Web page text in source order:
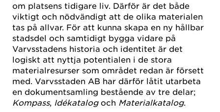
om platsens tidigare liv. Därför är det både
viktigt och nödvändigt att de olika materialen
tas på allvar. För att kunna skapa en ny hållbar
stadsdel och samtidigt bygga vidare på
Varvsstadens historia och identitet är det
logiskt att nyttja potentialen i de stora
materialresurser som området redan är försett
med. Varvsstaden AB har därför låtit utarbeta
en dokumentsamling bestående av tre delar;
Kompass, Idékatalogoch Materialkatalog.